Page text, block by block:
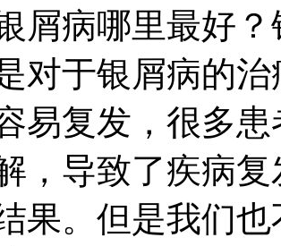
屑病哪里最好
对于银屑病的
易复发，很多
，导致了疾病
果。但是我们